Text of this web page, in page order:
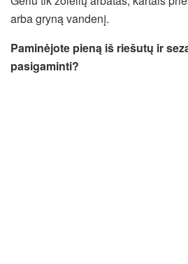
arba gryną vandenį.
Paminėjote pieną iš riešutų ir
pasigaminti?